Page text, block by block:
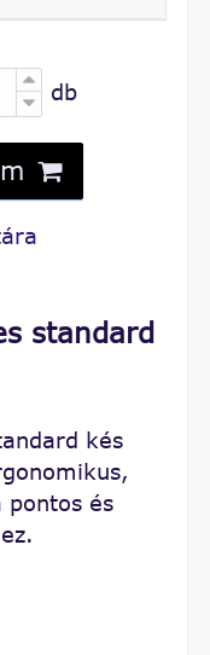
standard
kés
és
db